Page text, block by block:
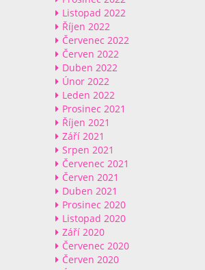
Listopad 2022
Říjen 2022
Červenec 2022
Červen 2022
Duben 2022
Únor 2022
Leden 2022
Prosinec 2021
Říjen 2021
Září 2021
Srpen 2021
Červenec 2021
Červen 2021
Duben 2021
Prosinec 2020
Listopad 2020
Září 2020
Červenec 2020
Červen 2020